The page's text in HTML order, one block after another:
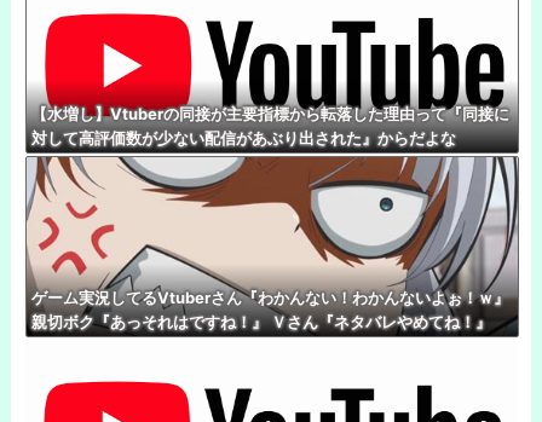
【水増し】Vtuberの同接が主要指標から転落した理由って『同接に
対して高評価数が少ない配信があぶり出された』からだよな
ゲーム実況してるVtuberさん『わかんない！わかんないよぉ！ｗ』
親切ボク『あっそれはですね！』 Ｖさん『ネタバレやめてね！』